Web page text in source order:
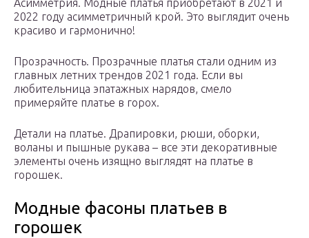
Асимметрия. Модные платья приобретают в 2021 и
2022 году асимметричный крой. Это выглядит очень
красиво и гармонично!
Прозрачность. Прозрачные платья стали одним из
главных летних трендов 2021 года. Если вы
любительница эпатажных нарядов, смело
примеряйте платье в горох.
Детали на платье. Драпировки, рюши, оборки,
воланы и пышные рукава – все эти декоративные
элементы очень изящно выглядят на платье в
горошек.
Модные фасоны платьев в
горошек